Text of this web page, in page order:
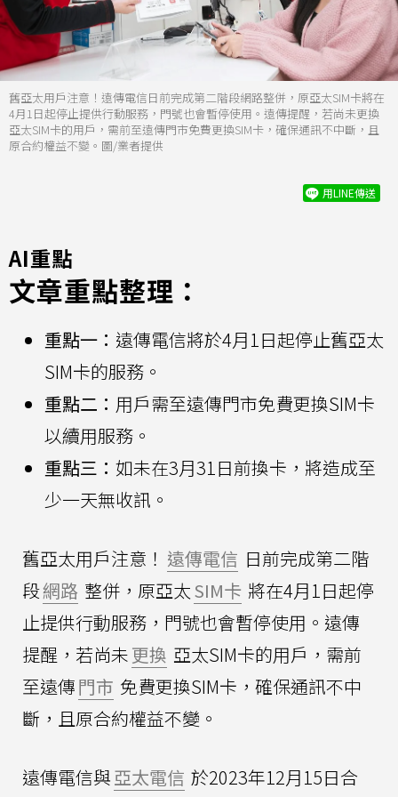
舊亞太用戶注意！遠傳電信日前完成第二階段網路整併，原亞太SIM卡將在
4月1日起停止提供行動服務，門號也會暫停使用。遠傳提醒，若尚未更換
亞太SIM卡的用戶，需前至遠傳門市免費更換SIM卡，確保通訊不中斷，且
原合約權益不變。圖/業者提供
用LINE傳送
AI重點
文章重點整理：
重點一： 遠傳電信將於4月1日起停止舊亞太
SIM卡的服務。
重點二： 用戶需至遠傳門市免費更換SIM卡
以續用服務。
重點三： 如未在3月31日前換卡，將造成至
少一天無收訊。
舊亞太用戶注意！ 遠傳電信 日前完成第二階
段網路 整併，原亞太SIM卡 將在4月1日起停
止提供行動服務，門號也會暫停使用。遠傳
提醒，若尚未更換 亞太SIM卡的用戶，需前
至遠傳門市 免費更換SIM卡，確保通訊不中
斷，且原合約權益不變。
遠傳電信與亞太電信 於2023年12月15日合